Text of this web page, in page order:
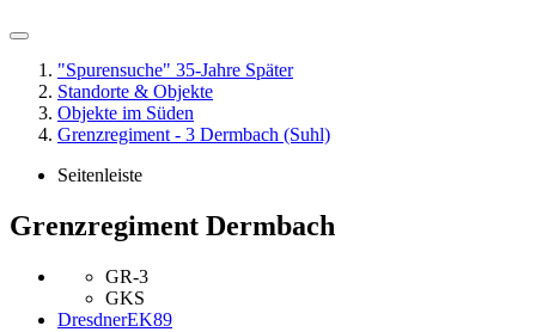
"Spurensuche" 35-Jahre Später
Standorte & Objekte
Objekte im Süden
Grenzregiment - 3 Dermbach (Suhl)
Seitenleiste
Grenzregiment Dermbach
GR-3
GKS
DresdnerEK89